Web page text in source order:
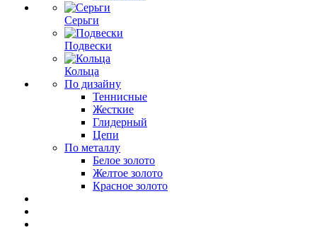
Серьги
Подвески
Кольца
По дизайну
Теннисные
Жесткие
Глидерный
Цепи
По металлу
Белое золото
Желтое золото
Красное золото